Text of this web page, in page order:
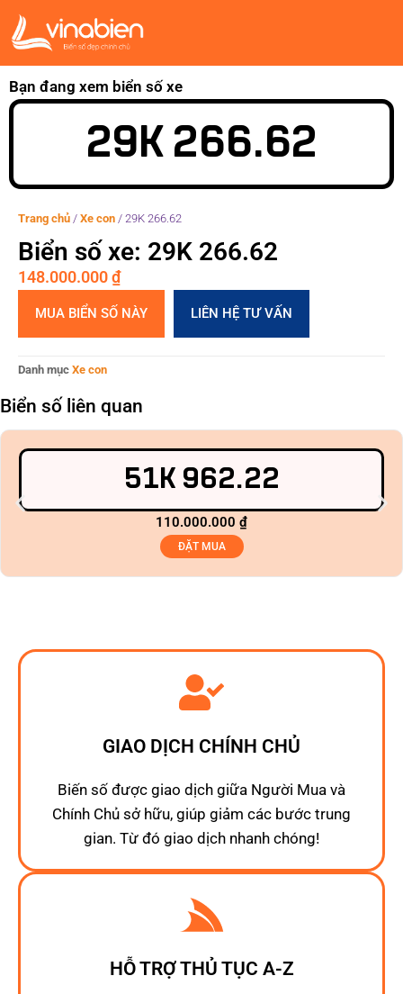
Bạn đang xem biển số xe
29K 266.62
Trang chủ / Xe con / 29K 266.62
Biển số xe: 29K 266.62
148.000.000₫
MUA BIỂN SỐ NÀY LIÊN HỆ TƯ VẤN
Danh mục Xe con
Biển số liên quan
51K 962.22
110.000.000 ₫
ĐẶT MUA
GIAO DỊCH CHÍNH CHỦ
Biến số được giao dịch giữa Người Mua và
Chính Chủ sở hữu, giúp giảm các bước trung
gian. Từ đó giao dịch nhanh chóng!
HỖ TRỢ THỦ TỤC A-Z